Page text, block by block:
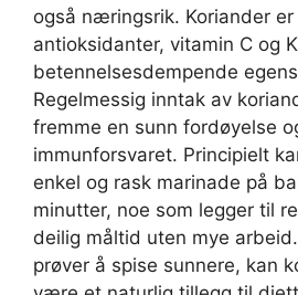
også næringsrik. Koriander er
antioksidanter, vitamin C og
betennelsesdempende
Regelmessig inntak av
fremme en sunn fordøyelse
immunforsvaret. Principielt
enkel og rask marinade på
minutter, noe som legger til
deilig måltid uten mye
prøver å spise sunnere, kan